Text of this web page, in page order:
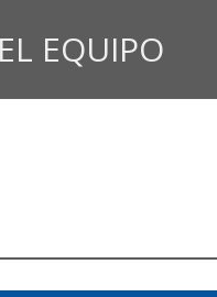
EQUIPO